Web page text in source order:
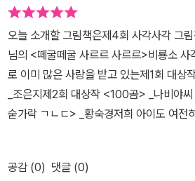
간, 정말 소중했어요!아이와 함께🎨 좋아하
주는 감정을 말해보았어요.이야기 나눌수
➿️➿️🧠 함께 생각해볼 질문들❓ 하얀 알
너라면 처음 보는 색이궁금할 때 어떻게
을 때 어떤 기분이었을까?→ 너는 빨강(
면어떤 느낌이 들어?❓ 까맣게 변했을 때
너였다면 무서웠을까, 슬펐을까?❓ 가장
는?🫧“파랑을 보니 날아가는 기분이에요!”
오늘 소개할 그림책은제4회 사각사각 그
님의 <떼굴떼굴 사르르 사르르>비룡소 사
로 이미 많은 사랑을 받고 있는제1회 대상
_조은지제2회 대상작 <100곰> _나비야
숟가락 ㄱㄴㄷ> _황숙경저희 아이도 여전
르'라는 제목부터의성어 의태어 제목으로
무채색으로 표현된 다양한 무늬의 알들 위
공감 (0) 댓글 (0)